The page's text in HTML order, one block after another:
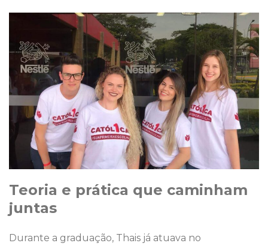
Teoria e prática que caminham
juntas
Durante a graduação, Thais já atuava no